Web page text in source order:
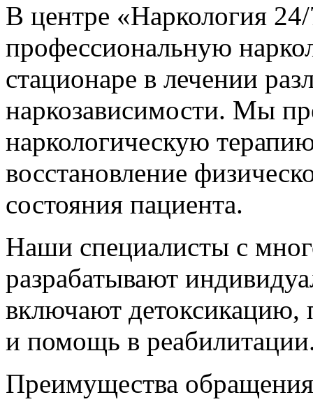
В центре «Наркология
профессиональную
стационаре в лечении
наркозависимости. Мы
наркологическую
восстановление
состояния пациента.
Наши специалисты с
разрабатывают
включают детоксикацию,
и помощь в
Преимущества